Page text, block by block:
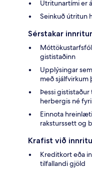
Útritunartími er
Seinkuð útritun
Sérstakar
gististaðinn
Upplýsingar
með
Þessi
herbergis né
Einnota
raksturssett og
Krafist við
Kreditkort eða
tilfallandi gjöld